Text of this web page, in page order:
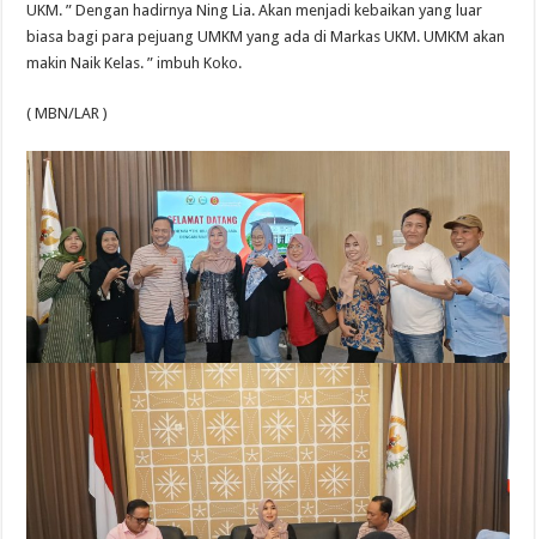
UKM. ” Dengan hadirnya Ning Lia. Akan menjadi kebaikan yang luar
biasa bagi para pejuang UMKM yang ada di Markas UKM. UMKM akan
makin Naik Kelas. ” imbuh Koko.
( MBN/LAR )